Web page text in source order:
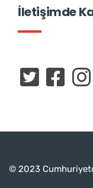
İletişimde
© 2023